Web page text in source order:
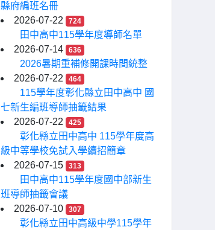
縣府編班名冊
2026-07-22
724
田中高中115學年度導師名單
2026-07-14
636
2026暑期重補修開課時間統整
2026-07-22
464
115學年度彰化縣立田中高中 國
七新生編班導師抽籤結果
2026-07-22
425
彰化縣立田中高中 115學年度高
級中等學校免試入學續招簡章
2026-07-15
313
田中高中115學年度國中部新生
班導師抽籤會議
2026-07-10
307
彰化縣立田中高級中學115學年